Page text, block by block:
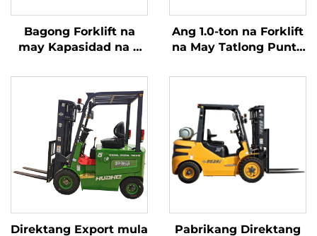
Bagong Forklift na
may Kapasidad na 4
kumukuha ng
kuryente mula sa
diesel, na may mataas
na kalidad na Hapones
na motor ng ISUZU
Ang 1.0-ton na Forklift
na May Tatlong Punto
Battery at May
na Ginawa sa Tsina ay
may Makatwirang
Presyo
Direktang Export mula Pabrikang Direktang